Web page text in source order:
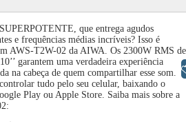
que entrega agudos
e frequências médias incríveis? Isso é
AWS-T2W-02 da AIWA. Os 2300W RMS de
garantem uma verdadeira experiência
na cabeça de quem compartilhar esse som.
tudo pelo seu celular, baixando o
Play ou Apple Store. Saiba mais sobre a
Libras